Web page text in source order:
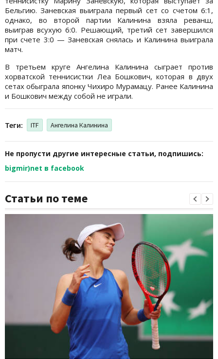
Бельгию. Заневская выиграла первый сет со счетом 6:1,
однако, во второй партии Калинина взяла реванш,
выиграв всухую 6:0. Решающий, третий сет завершился
при счете 3:0 — Заневская снялась и Калинина выиграла
матч.
В третьем круге Ангелина Калинина сыграет против
хорватской теннисистки Леа Бошкович, которая в двух
сетах обыграла японку Чихиро Мурамацу. Ранее Калинина
и Бошкович между собой не играли.
Теги: ITF Ангелина Калинина
Не пропусти другие интересные статьи, подпишись:
bigmir)net в facebook
Статьи по теме